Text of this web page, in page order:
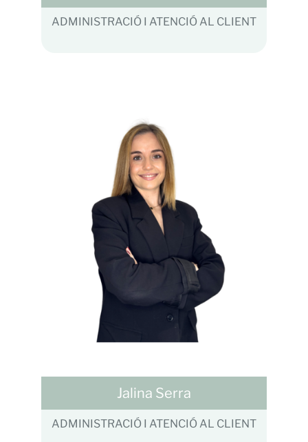
ADMINISTRACIÓ I ATENCIÓ AL CLIENT
Jalina Serra
ADMINISTRACIÓ I ATENCIÓ AL CLIENT